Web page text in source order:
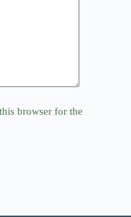
browser for the